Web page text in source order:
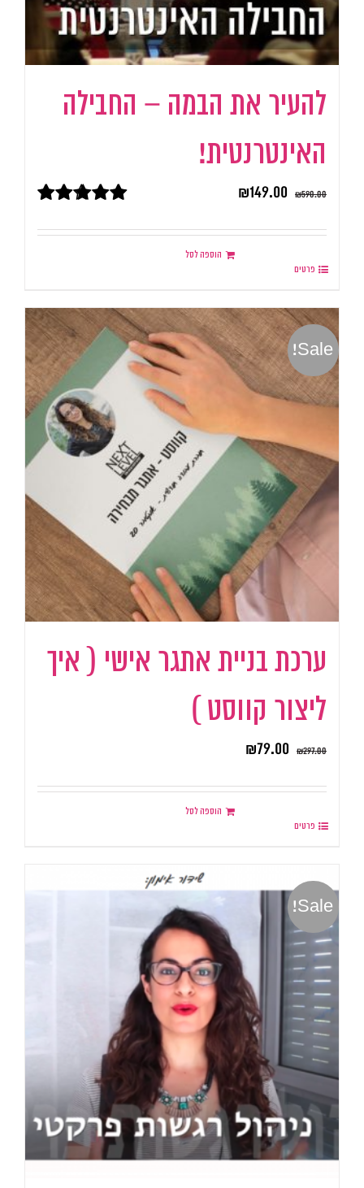
להעיר את הבמה – החבילה
האינטרנטית!
מתוך 5
₪590.00
₪149.00
הוספה לסל
פרטים
Sale!
ערכת בניית אתגר אישי ( איך
ליצור קווסט )
₪297.00
₪79.00
הוספה לסל
פרטים
Sale!